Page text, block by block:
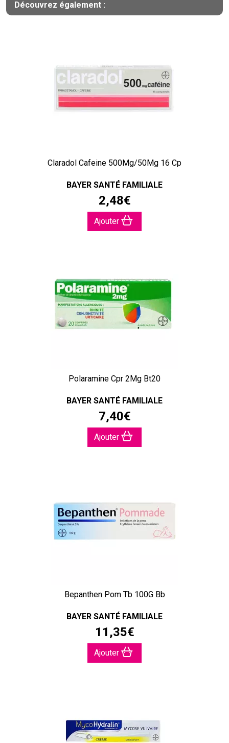
Découvrez également :
Claradol Cafeine 500Mg/50Mg 16 Cp
BAYER SANTÉ FAMILIALE
2,48€
Ajouter
Polaramine Cpr 2Mg Bt20
BAYER SANTÉ FAMILIALE
7,40€
Ajouter
Bepanthen Pom Tb 100G Bb
BAYER SANTÉ FAMILIALE
11 ,35€
Ajouter